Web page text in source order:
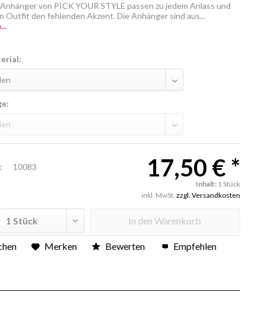
von PICK YOUR STYLE passen zu jedem Anlass und
Outfit den fehlenden Akzent. Die Anhänger sind aus...
10083 17,50 € *
Inhalt: 1 Stück
inkl. MwSt. zzgl. Versandkosten
In den Warenkorb
Merken Bewerten Empfehlen